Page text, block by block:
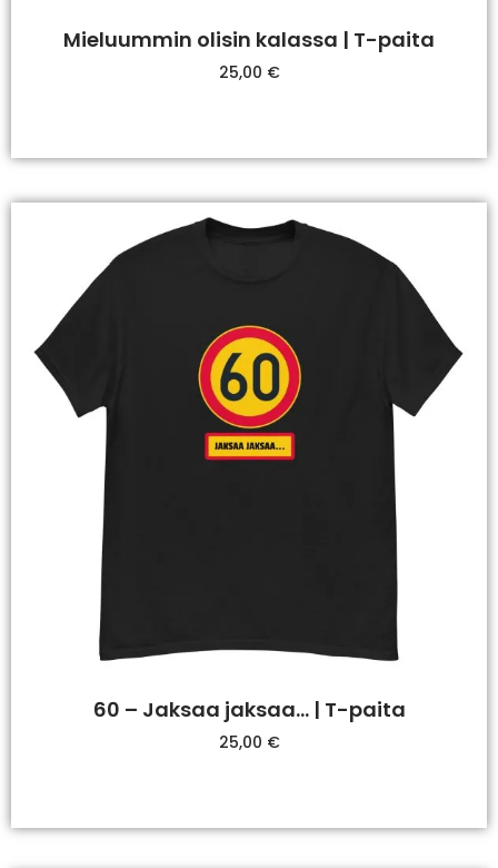
Mieluummin olisin kalassa | T-paita
25,00 €
60 – Jaksaa jaksaa… | T-paita
25,00 €